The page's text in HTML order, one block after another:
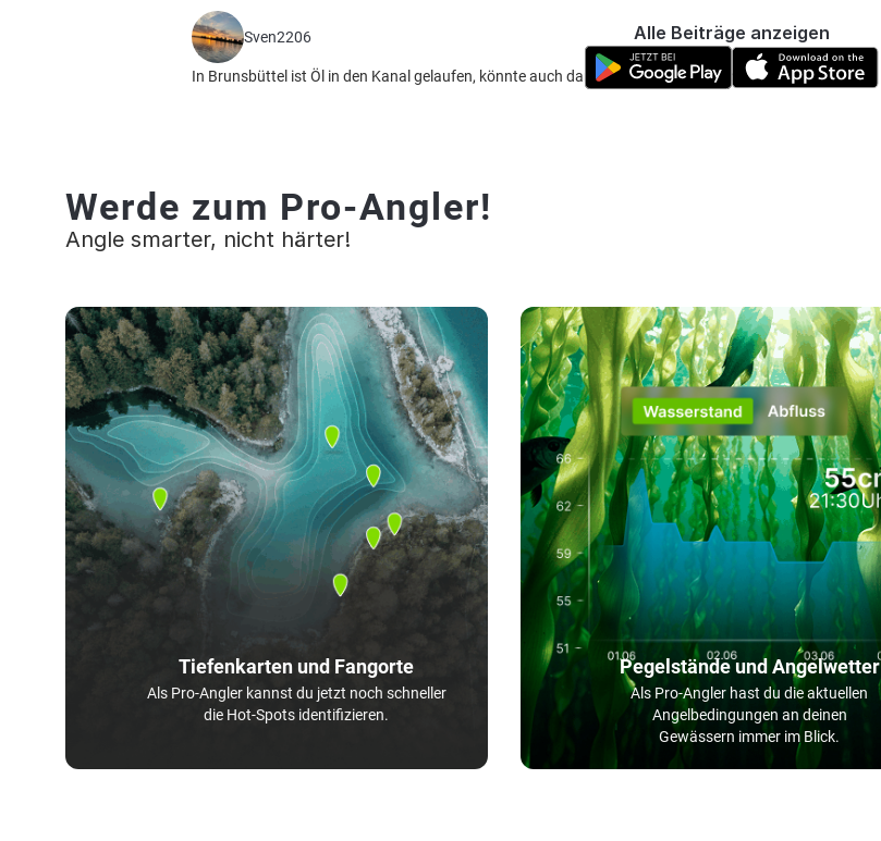
Sven2206
In Brunsbüttel ist Öl in den Kanal gelaufen, könnte auch damit zusammen hängen.
Alle Beiträge anzeigen
Werde zum Pro-Angler!
Angle smarter, nicht härter!
Tiefenkarten und Fangorte
Als Pro-Angler kannst du jetzt noch schneller
die Hot-Spots identifizieren.
Pegelstände und Angelwetter
Als Pro-Angler hast du die aktuellen
Angelbedingungen an deinen
Gewässern immer im Blick.